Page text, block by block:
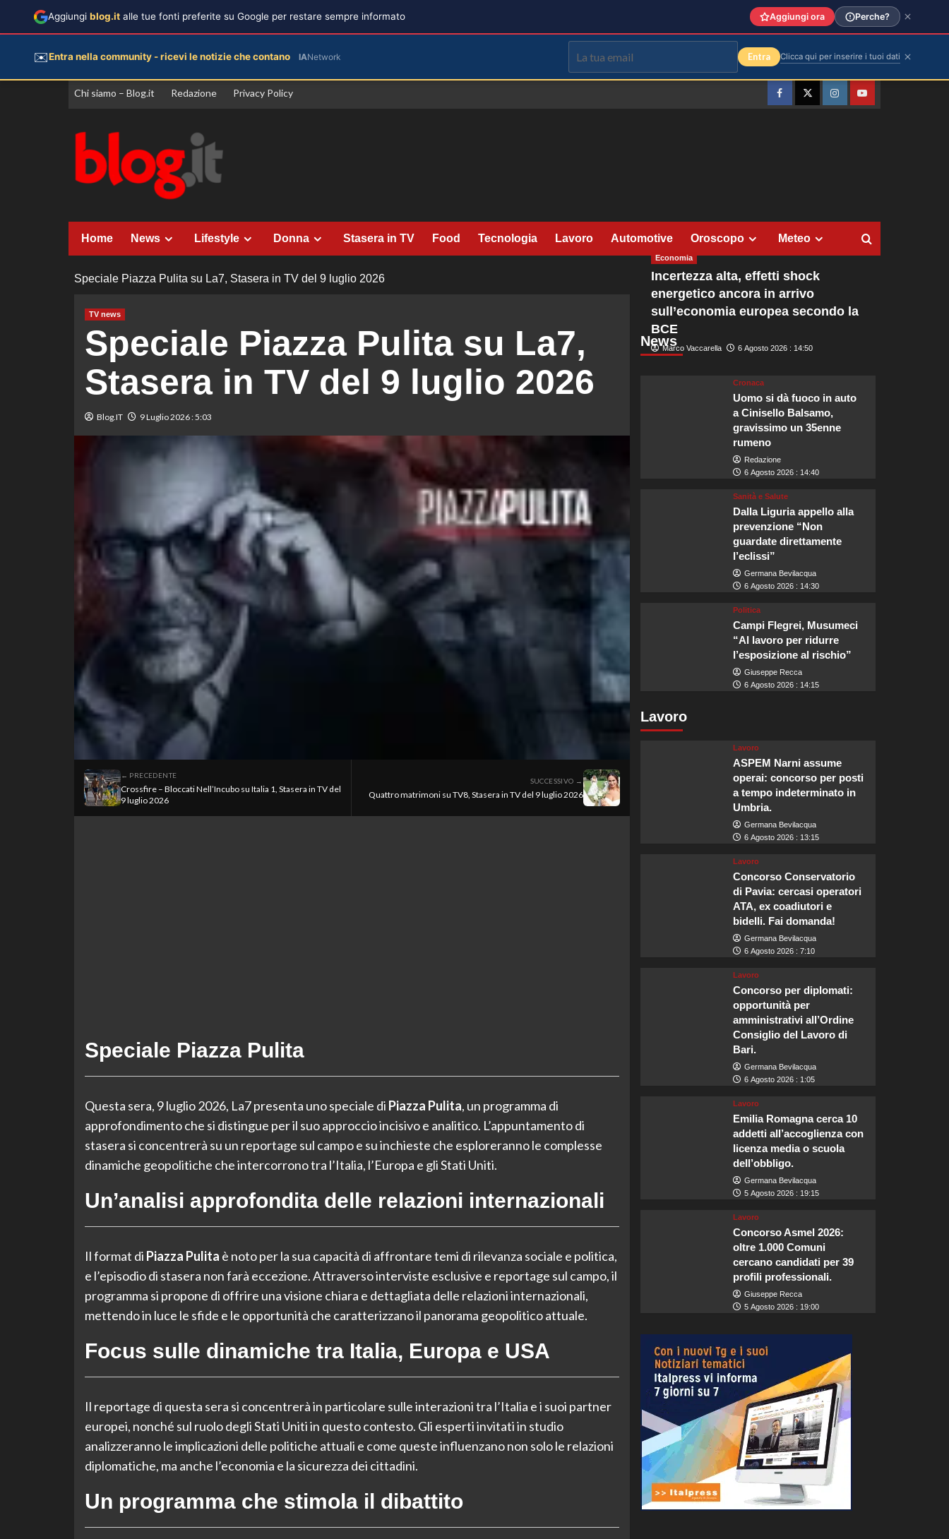
Vai
Chi siamo – Blog.it Redazione Privacy Policy
FacebookTwitterInstagramYouTube
Home News Lifestyle Donna Stasera in TV Food Tecnologia Lavoro Automotive Oroscopo Meteo
Speciale Piazza Pulita su La7, Stasera in TV del 9 luglio 2026
TV news
Speciale Piazza Pulita su La7,
Stasera in TV del 9 luglio 2026
Blog.IT 9 Luglio 2026 : 5:03
← PRECEDENTE
Crossfire – Bloccati Nell’Incubo su Italia 1, Stasera in TV del
9 luglio 2026
SUCCESSIVO →
Quattro matrimoni su TV8, Stasera in TV del 9 luglio 2026
Speciale Piazza Pulita
Questa sera, 9 luglio 2026, La7 presenta uno speciale di Piazza Pulita, un programma di
approfondimento che si distingue per il suo approccio incisivo e analitico. L’appuntamento di
stasera si concentrerà su un reportage sul campo e su inchieste che esploreranno le complesse
dinamiche geopolitiche che intercorrono tra l’Italia, l’Europa e gli Stati Uniti.
Un’analisi approfondita delle relazioni internazionali
Il format di Piazza Pulita è noto per la sua capacità di affrontare temi di rilevanza sociale e politica,
e l’episodio di stasera non farà eccezione. Attraverso interviste esclusive e reportage sul campo, il
programma si propone di offrire una visione chiara e dettagliata delle relazioni internazionali,
mettendo in luce le sfide e le opportunità che caratterizzano il panorama geopolitico attuale.
Focus sulle dinamiche tra Italia, Europa e USA
Il reportage di questa sera si concentrerà in particolare sulle interazioni tra l’Italia e i suoi partner
europei, nonché sul ruolo degli Stati Uniti in questo contesto. Gli esperti invitati in studio
analizzeranno le implicazioni delle politiche attuali e come queste influenzano non solo le relazioni
diplomatiche, ma anche l’economia e la sicurezza dei cittadini.
Un programma che stimola il dibattito
News
Economia
Incertezza alta, effetti shock
energetico ancora in arrivo
sull’economia europea secondo la
BCE
Marco Vaccarella 6 Agosto 2026 : 14:50
Cronaca
Uomo si dà fuoco in auto
a Cinisello Balsamo,
gravissimo un 35enne
rumeno
Redazione
6 Agosto 2026 : 14:40
Sanità e Salute
Dalla Liguria appello alla
prevenzione “Non
guardate direttamente
l’eclissi”
Germana Bevilacqua
6 Agosto 2026 : 14:30
Politica
Campi Flegrei, Musumeci
“Al lavoro per ridurre
l’esposizione al rischio”
Giuseppe Recca
6 Agosto 2026 : 14:15
Lavoro
Lavoro
ASPEM Narni assume
operai: concorso per posti
a tempo indeterminato in
Umbria.
Germana Bevilacqua
6 Agosto 2026 : 13:15
Lavoro
Concorso Conservatorio
di Pavia: cercasi operatori
ATA, ex coadiutori e
bidelli. Fai domanda!
Germana Bevilacqua
6 Agosto 2026 : 7:10
Lavoro
Concorso per diplomati:
opportunità per
amministrativi all’Ordine
Consiglio del Lavoro di
Bari.
Germana Bevilacqua
6 Agosto 2026 : 1:05
Lavoro
Emilia Romagna cerca 10
addetti all’accoglienza con
licenza media o scuola
dell’obbligo.
Germana Bevilacqua
5 Agosto 2026 : 19:15
Lavoro
Concorso Asmel 2026:
oltre 1.000 Comuni
cercano candidati per 39
profili professionali.
Giuseppe Recca
5 Agosto 2026 : 19:00
Aggiungi blog.it alle tue fonti preferite su Google per restare sempre informato Aggiungi ora Perche?
✉️Entra nella community - ricevi le notizie che contano IANetwork Entra Clicca qui per inserire i tuoi dati